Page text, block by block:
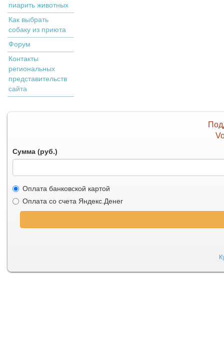
пиарить животных
Как выбрать
собаку из приюта
Форум
Контакты
региональных
представительств
сайта
Сумма (руб.)
Оплата банковской картой
Оплата со счета Яндекс.Денег